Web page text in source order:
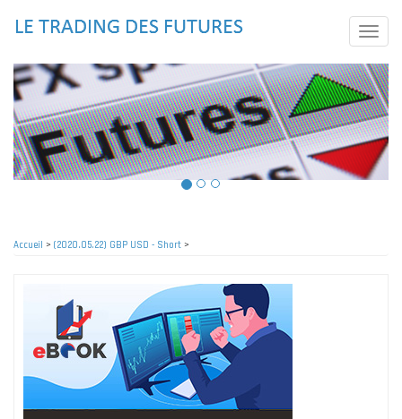
principal
Toggle
Accueil > (2020.05.22) GBP USD - Short >